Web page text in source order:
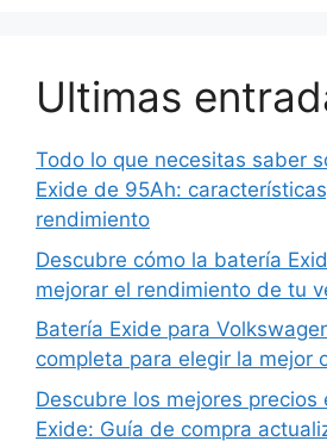
Ultimas
Todo lo que necesitas saber
Exide de 95Ah:
rendimiento
Descubre cómo la batería
mejorar el rendimiento de tu
Batería Exide para
completa para elegir la mejor
Descubre los mejores precios
Exide: Guía de compra